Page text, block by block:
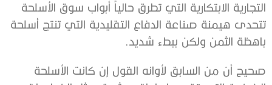
التجارية الابتكارية التي تطرق حالياً أبواب سوق الأسلحة
تتحدى هيمنة صناعة الدفاع التقليدية التي تنتج أسلحة
باهظة الثمن ولكن ببطء شديد.
صحيح أن من السابق لأوانه القول إن كانت الأسلحة